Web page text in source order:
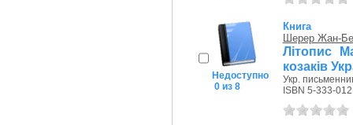
Недоступно
0 из 8
Книга
Шерер Жан-
Літопис
козаків
Укр.
ISBN 5-333-